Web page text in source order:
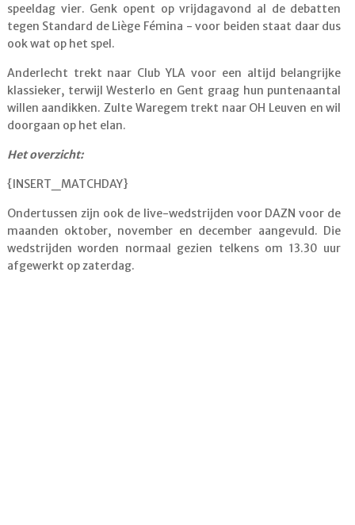
speeldag vier. Genk opent op vrijdagavond al de debatten
tegen Standard de Liège Fémina - voor beiden staat daar dus
ook wat op het spel.
Anderlecht trekt naar Club YLA voor een altijd belangrijke
klassieker, terwijl Westerlo en Gent graag hun puntenaantal
willen aandikken. Zulte Waregem trekt naar OH Leuven en wil
doorgaan op het elan.
Het overzicht:
{INSERT_MATCHDAY}
Ondertussen zijn ook de live-wedstrijden voor DAZN voor de
maanden oktober, november en december aangevuld. Die
wedstrijden worden normaal gezien telkens om 13.30 uur
afgewerkt op zaterdag.